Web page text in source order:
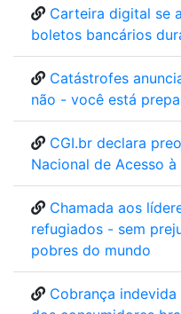
Carteira digital se
boletos bancários
Catástrofes
não - você está
CGI.br declara
Nacional de Acesso à
Chamada aos
refugiados - sem
pobres do mundo
Cobrança